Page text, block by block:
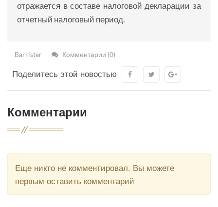
отражается в составе налоговой декларации за
отчетный налоговый период.
Barrister Комментарии (0)
Поделитесь этой новостью
Комментарии
Еще никто не комментировал. Вы можете
первым оставить комментарий